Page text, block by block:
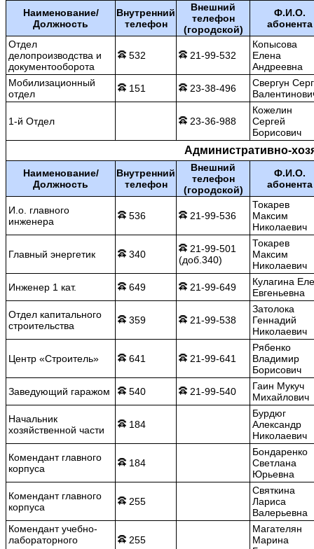
Наименование/
Должность
Внутренний
телефон
Внешний
телефон
(городской)
Ф.И.О.
абонента
Отдел
делопроизводства и
документооборота
532 21-99-532
Копысова
Елена
Андреевна
Мобилизационный
отдел
151 23-38-496
Свергун
1-й Отдел 23-36-988
Кожелин
Сергей
Борисович
Административно-
Наименование/
Должность
Внутренний
телефон
Внешний
телефон
(городской)
Ф.И.О.
абонента
И.о. главного
инженера
536 21-99-536
Токарев
Максим
Николаевич
Главный энергетик 340
21-99-501
(доб.340)
Токарев
Максим
Николаевич
Инженер 1 кат.
649 21-99-649
Кулагина
Евгеньевна
Отдел капитального
строительства
359 21-99-538
Затолока
Геннадий
Николаевич
Центр «Строитель» 641 21-99-641
Рябенко
Владимир
Борисович
Заведующий гаражом
540 21-99-540
Гаин Мукуч
Михайлович
Начальник
хозяйственной части
184
Бурдюг
Александр
Николаевич
Комендант главного
корпуса
184
Бондаренко
Светлана
Юрьевна
Комендант главного
корпуса
255
Святкина
Лариса
Валерьевна
Комендант учебно-
лабораторного
255
Магателян
Марина